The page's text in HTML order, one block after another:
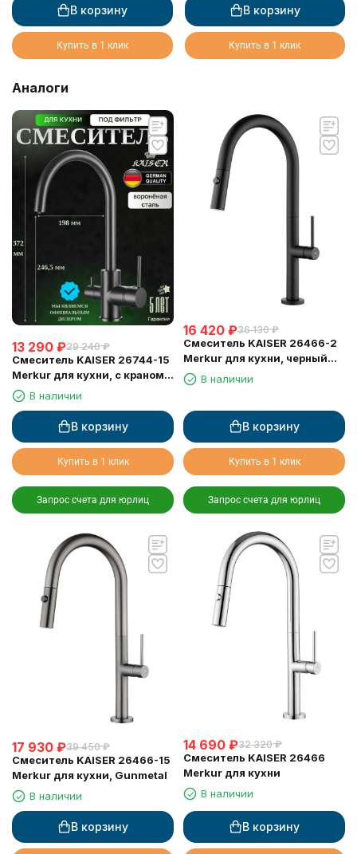
В корзину
Купить в 1 клик
В корзину
Купить в 1 клик
Аналоги
13 290 ₽29 240 ₽
Смеситель KAISER 26744-15
Merkur для кухни, с краном
для питьевой воды,
воронёная сталь
В наличии
В корзину
Купить в 1 клик
Запрос счета для юрлиц
16 420 ₽36 130 ₽
Смеситель KAISER 26466-2
Merkur для кухни, черный
матовый
В наличии
В корзину
Купить в 1 клик
Запрос счета для юрлиц
17 930 ₽39 450 ₽
Смеситель KAISER 26466-15
Merkur для кухни, Gunmetal
В наличии
В корзину
14 690 ₽32 320 ₽
Смеситель KAISER 26466
Merkur для кухни
В наличии
В корзину